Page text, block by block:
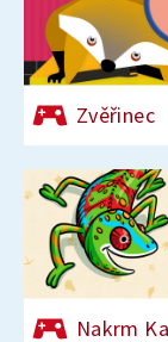
Zvěřinec
Nakrm